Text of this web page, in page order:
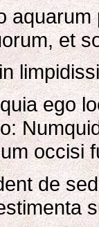
et
ego
occisi
de